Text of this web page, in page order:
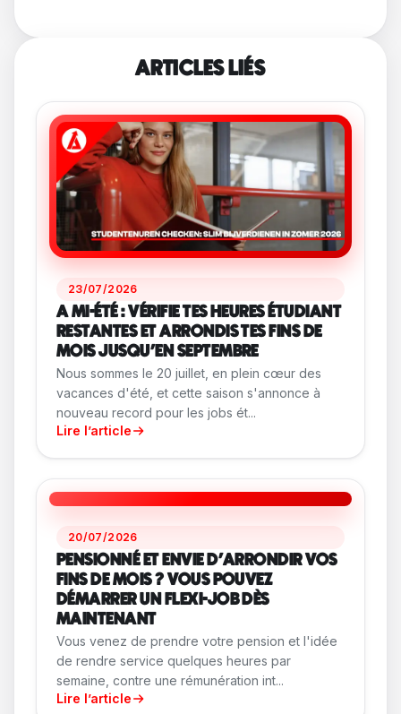
ARTICLES LIÉS
23/07/2026
A MI-ÉTÉ : VÉRIFIE TES HEURES ÉTUDIANT
RESTANTES ET ARRONDIS TES FINS DE
MOIS JUSQU'EN SEPTEMBRE
Nous sommes le 20 juillet, en plein cœur des
vacances d'été, et cette saison s'annonce à
nouveau record pour les jobs ét...
Lire l’article
20/07/2026
PENSIONNÉ ET ENVIE D'ARRONDIR VOS
FINS DE MOIS ? VOUS POUVEZ
DÉMARRER UN FLEXI-JOB DÈS
MAINTENANT
Vous venez de prendre votre pension et l'idée
de rendre service quelques heures par
semaine, contre une rémunération int...
Lire l’article